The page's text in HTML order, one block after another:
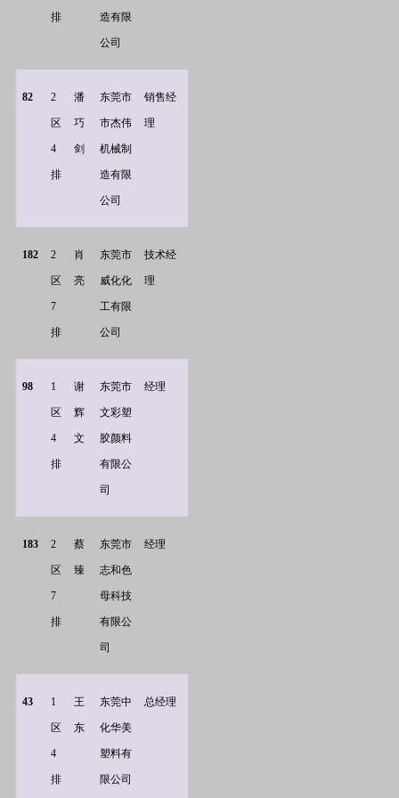
排 造有限
公司
82 2
区
4
排
潘
巧
剑
东莞市
市杰伟
机械制
造有限
公司
销售经
理
182 2
区
7
排
肖
亮
东莞市
威化化
工有限
公司
技术经
理
98 1
区
4
排
谢
辉
文
东莞市
文彩塑
胶颜料
有限公
司
经理
183 2
区
7
排
蔡
臻
东莞市
志和色
母科技
有限公
司
经理
43 1
区
4
排
王
东
东莞中
化华美
塑料有
限公司
总经理